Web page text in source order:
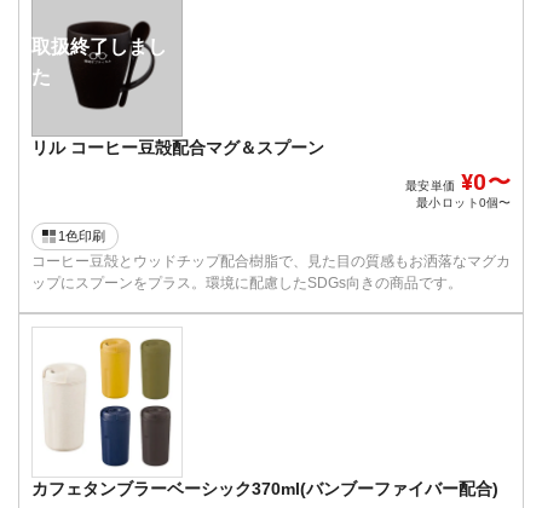
取扱終了しまし
た
リル コーヒー豆殻配合マグ＆スプーン
最安単価 ¥0〜
最小ロット0個〜
1色印刷
コーヒー豆殻とウッドチップ配合樹脂で、見た目の質感もお洒落なマグカ
ップにスプーンをプラス。環境に配慮したSDGs向きの商品です。
カフェタンブラーベーシック370ml(バンブーファイバー配合)